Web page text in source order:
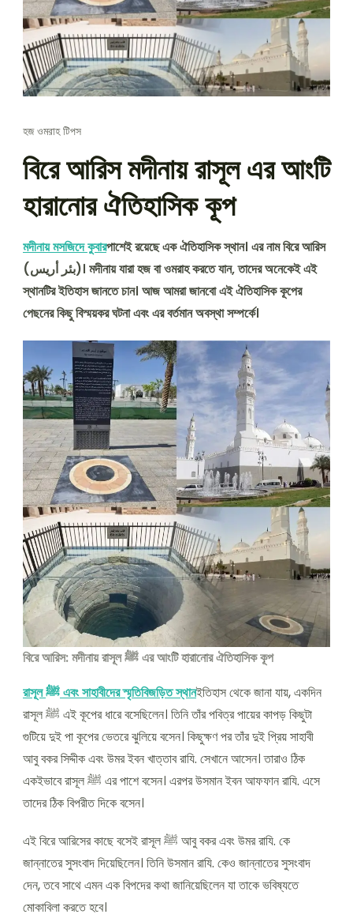
হজ ওমরাহ টিপস
বিরে আরিস মদীনায় রাসূল এর আংটি
হারানোর ঐতিহাসিক কূপ
মদীনায় মসজিদে কুবারপাশেই রয়েছে এক ঐতিহাসিক স্থান। এর নাম বিরে আরিস
(بئر أريس)। মদীনায় যারা হজ বা ওমরাহ করতে যান, তাদের অনেকেই এই
স্থানটির ইতিহাস জানতে চান। আজ আমরা জানবো এই ঐতিহাসিক কূপের
পেছনের কিছু বিস্ময়কর ঘটনা এবং এর বর্তমান অবস্থা সম্পর্কে।
বিরে আরিস: মদীনায় রাসূল ﷺ এর আংটি হারানোর ঐতিহাসিক কূপ
রাসূল ﷺ এবং সাহাবীদের স্মৃতিবিজড়িত স্থানইতিহাস থেকে জানা যায়, একদিন
রাসূল ﷺ এই কূপের ধারে বসেছিলেন। তিনি তাঁর পবিত্র পায়ের কাপড় কিছুটা
গুটিয়ে দুই পা কূপের ভেতরে ঝুলিয়ে বসেন। কিছুক্ষণ পর তাঁর দুই প্রিয় সাহাবী
আবু বকর সিদ্দীক এবং উমর ইবন খাত্তাব রাযি. সেখানে আসেন। তারাও ঠিক
একইভাবে রাসূল ﷺ এর পাশে বসেন। এরপর উসমান ইবন আফফান রাযি. এসে
তাদের ঠিক বিপরীত দিকে বসেন।
এই বিরে আরিসের কাছে বসেই রাসূল ﷺ আবু বকর এবং উমর রাযি. কে
জান্নাতের সুসংবাদ দিয়েছিলেন। তিনি উসমান রাযি. কেও জান্নাতের সুসংবাদ
দেন, তবে সাথে এমন এক বিপদের কথা জানিয়েছিলেন যা তাকে ভবিষ্যতে
মোকাবিলা করতে হবে।